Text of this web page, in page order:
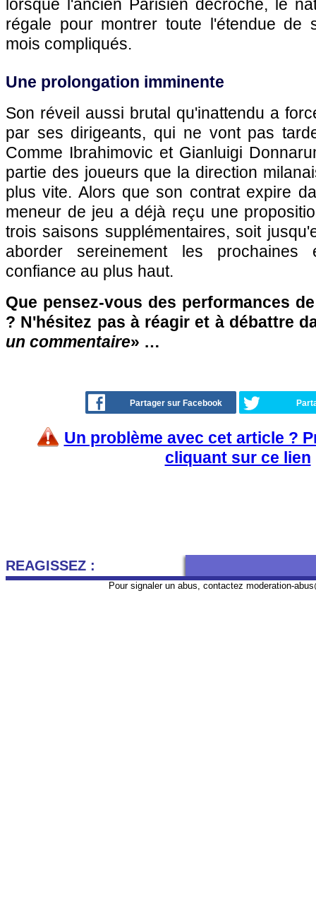
lorsque l'ancien Parisien décroche, le
régale pour montrer toute l'étendue de
mois compliqués.
Une prolongation imminente
Son réveil aussi brutal qu'inattendu a
par ses dirigeants, qui ne vont pas
Comme Ibrahimovic et Gianluigi
partie des joueurs que la direction
plus vite. Alors que son contrat expire
meneur de jeu a déjà reçu une
trois saisons supplémentaires, soit
aborder sereinement les prochaines
confiance au plus haut.
Que pensez-vous des performances
? N'hésitez pas à réagir et à débattre
un commentaire» …
Partager sur Facebook
Un problème avec cet article ?
cliquant sur ce lien
REAGISSEZ :
Pour signaler un abus, contactez moderation-